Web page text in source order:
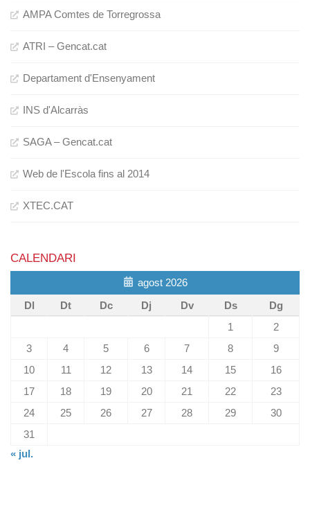
AMPA Comtes de Torregrossa
ATRI – Gencat.cat
Departament d'Ensenyament
INS d'Alcarràs
SAGA – Gencat.cat
Web de l'Escola fins al 2014
XTEC.CAT
CALENDARI
agost 2026
Dl
Dt Dc Dj Dv Ds
Dg
1
2
3
4 5 6 7 8
9
10
11 12 13 14 15
16
17
18 19 20 21 22
23
24
25 26 27 28 29
30
31
« jul.